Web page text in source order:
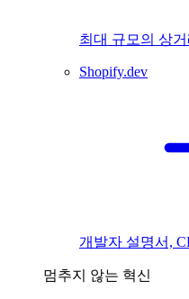
최대 규모의 상
Shopify.dev
개발자 설명서,
멈추지 않는 혁신